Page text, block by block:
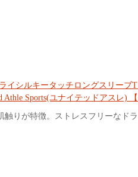
イシルキータッチロングスリーブ
Athle Sports(ユナイテッドアスレ) 【
触りが特徴。ストレスフリーなドラ